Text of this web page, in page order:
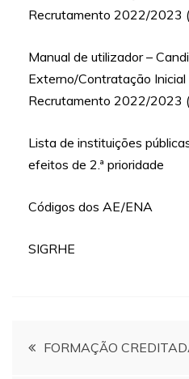
Recrutamento 2022/2023
Manual de utilizador –
Externo/Contratação Inicial
Recrutamento 2022/2023
Lista de instituições
efeitos de 2.ª prioridade
Códigos dos AE/ENA
SIGRHE
Navegação
FORMAÇÃO